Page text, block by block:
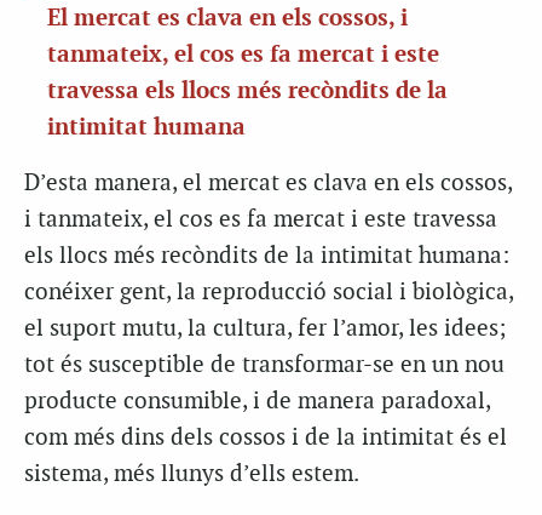
El mercat es clava en els cossos, i
tanmateix, el cos es fa mercat i este
travessa els llocs més recòndits de la
intimitat humana
D’esta manera, el mercat es clava en els cossos,
i tanmateix, el cos es fa mercat i este travessa
els llocs més recòndits de la intimitat humana:
conéixer gent, la reproducció social i biològica,
el suport mutu, la cultura, fer l’amor, les idees;
tot és susceptible de transformar-se en un nou
producte consumible, i de manera paradoxal,
com més dins dels cossos i de la intimitat és el
sistema, més llunys d’ells estem.